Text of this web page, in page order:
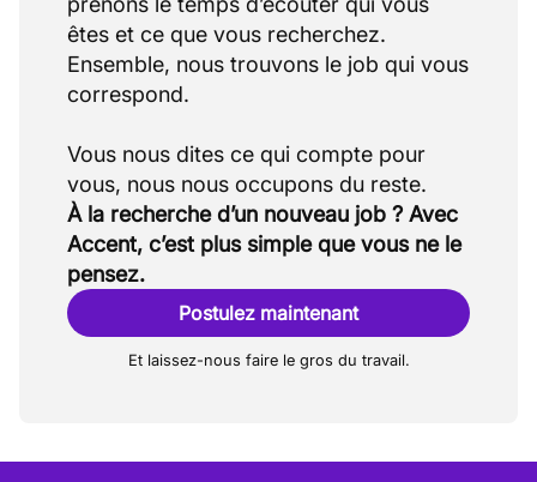
êtes et ce que vous recherchez.
Ensemble, nous trouvons le job qui vous
correspond.
Vous nous dites ce qui compte pour
À la recherche d’un nouveau job ? Avec
Accent, c’est plus simple que vous ne le
pensez.
Postulez maintenant
Et laissez-nous faire le gros du travail.